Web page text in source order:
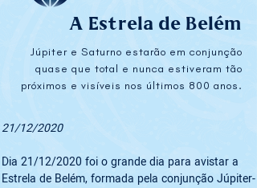
A Estrela de Belém
Júpiter e Saturno estarão em conjunção
quase que total e nunca estiveram tão
próximos e visíveis nos últimos 800 anos.
21/12/2020
Dia 21/12/2020 foi o grande dia para avistar a
Estrela de Belém, formada pela conjunção Júpiter-